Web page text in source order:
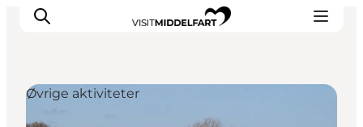
Øvrige aktiviteter